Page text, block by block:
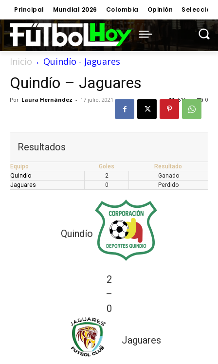
Principal Mundial 2026 Colombia Opinión Selección
Inicio Quindío - Jaguares
Quindío – Jaguares
Por Laura Hernández - 17 julio, 2021 0
516
Resultados
Equipo Goles
Resultado
Quindío
2
Ganado
Jaguares
0 Perdido
Quindío
2
—
0
Jaguares